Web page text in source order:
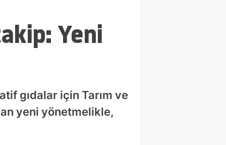
Yeni
gıdalar için Tarım ve
yeni yönetmelikle,